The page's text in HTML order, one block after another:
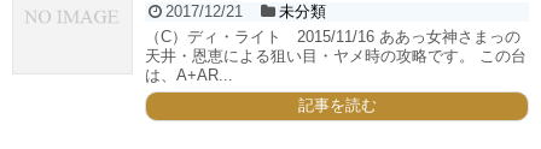
2017/12/21
未分類
（C）ディ・ライト 2015/11/16 ああっ女神さまっの
天井・恩恵による狙い目・ヤメ時の攻略です。 この台
は、A+AR...
記事を読む